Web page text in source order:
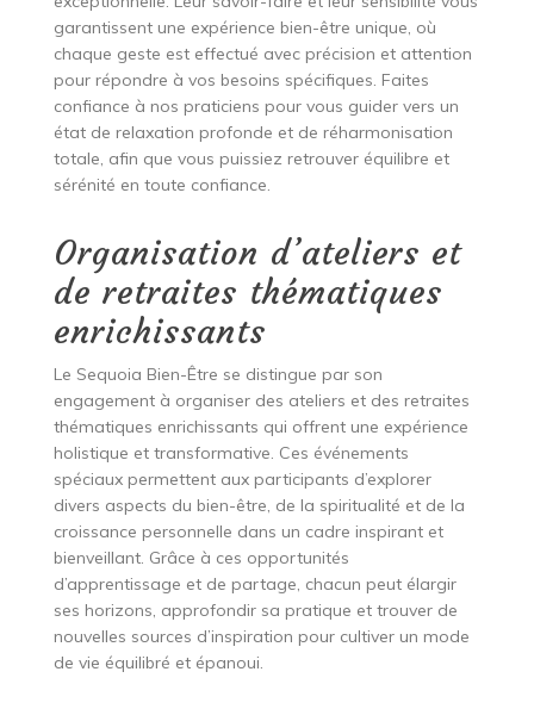
garantissent une expérience bien-être unique, où
chaque geste est effectué avec précision et attention
pour répondre à vos besoins spécifiques. Faites
confiance à nos praticiens pour vous guider vers un
état de relaxation profonde et de réharmonisation
totale, afin que vous puissiez retrouver équilibre et
sérénité en toute confiance.
Organisation d’ateliers et
de retraites thématiques
enrichissants
Le Sequoia Bien-Être se distingue par son
engagement à organiser des ateliers et des retraites
thématiques enrichissants qui offrent une expérience
holistique et transformative. Ces événements
spéciaux permettent aux participants d’explorer
divers aspects du bien-être, de la spiritualité et de la
croissance personnelle dans un cadre inspirant et
bienveillant. Grâce à ces opportunités
d’apprentissage et de partage, chacun peut élargir
ses horizons, approfondir sa pratique et trouver de
nouvelles sources d’inspiration pour cultiver un mode
de vie équilibré et épanoui.